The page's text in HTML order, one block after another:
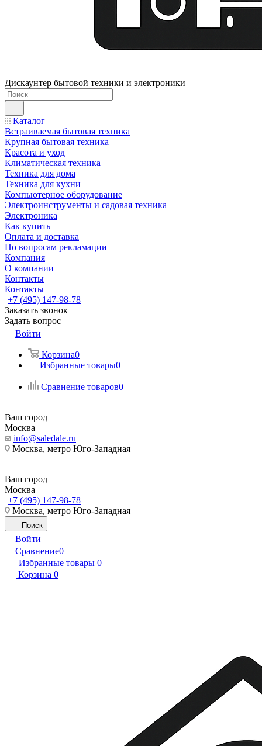
Дискаунтер бытовой техники и электроники
Каталог
Встраиваемая бытовая техника
Крупная бытовая техника
Красота и уход
Климатическая техника
Техника для дома
Техника для кухни
Компьютерное оборудование
Электроинструменты и садовая техника
Электроника
Как купить
Оплата и доставка
По вопросам рекламации
Компания
О компании
Контакты
Контакты
+7 (495) 147-98-78
Заказать звонок
Задать вопрос
Войти
Корзина0
Избранные товары0
Сравнение товаров0
Ваш город
Москва
info@saledale.ru
Москва, метро Юго-Западная
Ваш город
Москва
+7 (495) 147-98-78
Москва, метро Юго-Западная
Поиск
Войти
Сравнение0
Избранные товары 0
Корзина 0